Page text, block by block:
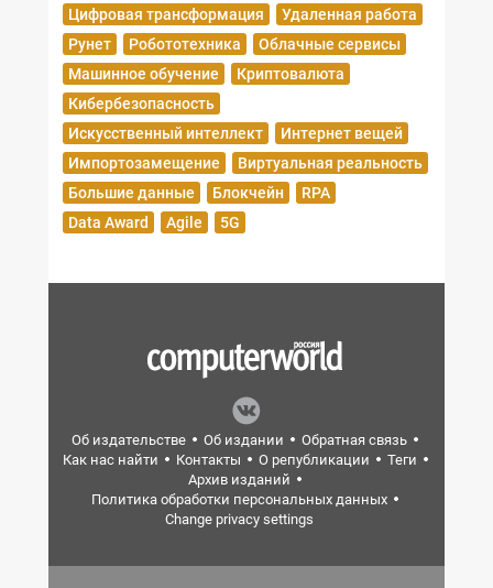
Цифровая трансформация
Удаленная работа
Рунет
Робототехника
Облачные сервисы
Машинное обучение
Криптовалюта
Кибербезопасность
Искусственный интеллект
Интернет вещей
Импортозамещение
Виртуальная реальность
Большие данные
Блокчейн
RPA
Data Award
Agile 5G
Об издательстве Об издании
Обратная связь
Как нас найти
Контакты О републикации
Теги
Архив изданий
Политика обработки персональных данных
Change privacy settings